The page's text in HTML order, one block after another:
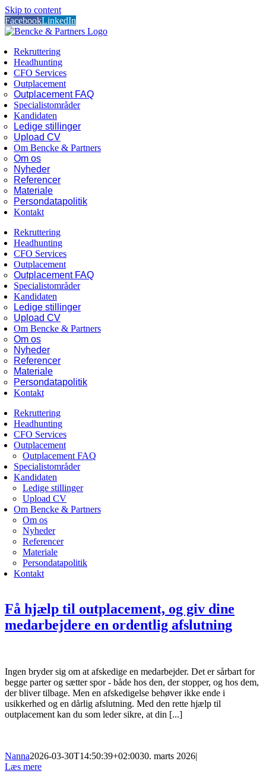
Skip to content
FacebookLinkedIn
Rekruttering
Headhunting
CFO Services
Outplacement
Outplacement FAQ
Specialistområder
Kandidaten
Ledige stillinger
Upload CV
Om Bencke & Partners
Om os
Nyheder
Referencer
Materiale
Persondatapolitik
Kontakt
Rekruttering
Headhunting
CFO Services
Outplacement
Outplacement FAQ
Specialistområder
Kandidaten
Ledige stillinger
Upload CV
Om Bencke & Partners
Om os
Nyheder
Referencer
Materiale
Persondatapolitik
Kontakt
Rekruttering
Headhunting
CFO Services
Outplacement
Outplacement FAQ
Specialistområder
Kandidaten
Ledige stillinger
Upload CV
Om Bencke & Partners
Om os
Nyheder
Referencer
Materiale
Persondatapolitik
Kontakt
Få hjælp til outplacement, og giv dine
medarbejdere en ordentlig afslutning
Ingen bryder sig om at afskedige en medarbejder. Det er sårbart for
begge parter og sætter spor - både hos den, der stopper, og hos dem,
der bliver tilbage. Men en afskedigelse behøver ikke ende i
usikkerhed og en dårlig afslutning. Med den rette hjælp til
outplacement kan du som leder sikre, at din [...]
Nanna2026-03-30T14:50:39+02:0030. marts 2026|
Læs mere